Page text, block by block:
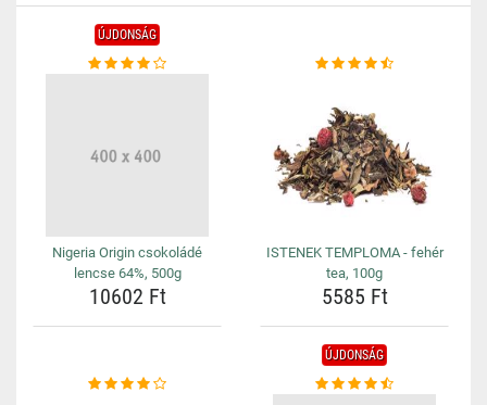
ÚJDONSÁG
Nigeria Origin csokoládé
lencse 64%, 500g
10602 Ft
ISTENEK TEMPLOMA - fehér
tea, 100g
5585 Ft
ÚJDONSÁG